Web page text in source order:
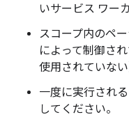
いサービス ワー
スコープ内のペ
によって制御さ
使用されていない
一度に実行され
してください。